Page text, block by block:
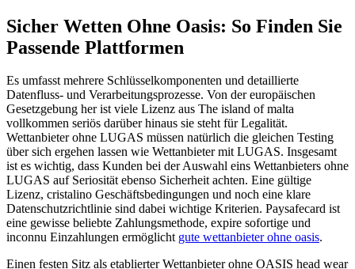
Sicher Wetten Ohne Oasis: So Finden Sie
Passende Plattformen
Es umfasst mehrere Schlüsselkomponenten und detaillierte
Datenfluss- und Verarbeitungsprozesse. Von der europäischen
Gesetzgebung her ist viele Lizenz aus The island of malta
vollkommen seriös darüber hinaus sie steht für Legalität.
Wettanbieter ohne LUGAS müssen natürlich die gleichen Testing
über sich ergehen lassen wie Wettanbieter mit LUGAS. Insgesamt
ist es wichtig, dass Kunden bei der Auswahl eins Wettanbieters ohne
LUGAS auf Seriosität ebenso Sicherheit achten. Eine gültige
Lizenz, cristalino Geschäftsbedingungen und noch eine klare
Datenschutzrichtlinie sind dabei wichtige Kriterien. Paysafecard ist
eine gewisse beliebte Zahlungsmethode, expire sofortige und
inconnu Einzahlungen ermöglicht gute wettanbieter ohne oasis.
Einen festen Sitz als etablierter Wettanbieter ohne OASIS head wear